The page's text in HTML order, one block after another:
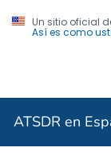
Un sitio oficial
Así es como
Agencia para
ATSDR en